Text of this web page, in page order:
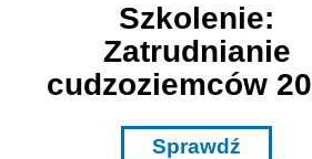
Szkolenie:
Zatrudnianie
cudzoziemców
Sprawdź